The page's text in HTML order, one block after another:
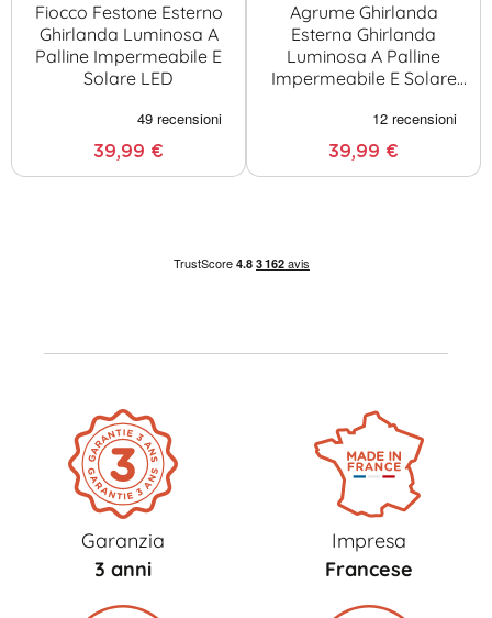
Fiocco Festone Esterno
Ghirlanda Luminosa A
Palline Impermeabile E
Solare LED
39,99 €
Agrume Ghirlanda
Esterna Ghirlanda
Luminosa A Palline
Impermeabile E Solare
39,99 €
Garanzia
3 anni
Impresa
Francese